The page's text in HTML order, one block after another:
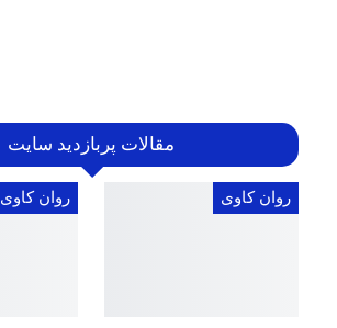
مقالات پربازدید سایت
روان کاوی روان کاوی